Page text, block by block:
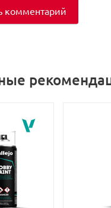
комментарий